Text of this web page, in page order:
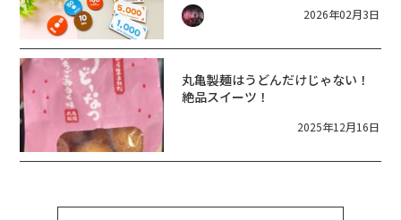
2026年02月3日
丸亀製麺はうどんだけじゃない！
絶品スイーツ！
2025年12月16日